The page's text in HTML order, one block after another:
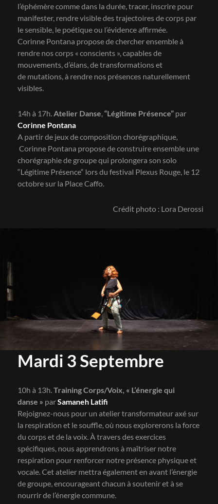
l’éphémère comme dans la durée, tracer, inscrire pour
manifester, rendre visible des trajectoires de corps par
le sensible, le poétique ou l’évidence affirmée.
Corinne Pontana propose de chercher ensemble à
rendre nos corps « conscients », capables de
mouvements, d’élans, de transformations et
de mutations, à rendre nos présences naturellement
visibles.
14h à 17h.Atelier Danse,“Légitime Présence”par
Corinne Pontana
A partir de jeux de composition chorégraphique,
Corinne Pontana propose de construire ensemble une
chorégraphie de groupe qui prolongera son solo
“Légitime Présence“ lors du festival Plexus Rouge, le 12
octobre sur la Place Caffo.
Crédit photo : Lora Derossi
Mardi 3 Septembre
10h à 13h. Training Corps/Voix, « L’énergie qui
danse » parSamaneh Latifi
Rejoignez-nous pour un atelier transformateur axé sur
la respiration et le souffle, où nous explorerons la force
du corps et de la voix. À travers des exercices
spécifiques, nous apprendrons à maîtriser notre
respiration pour renforcer notre présence physique et
vocale. Cet atelier mettra également en avant l’énergie
de groupe, encourageant chacun à soutenir et à se
nourrir de l’énergie commune.